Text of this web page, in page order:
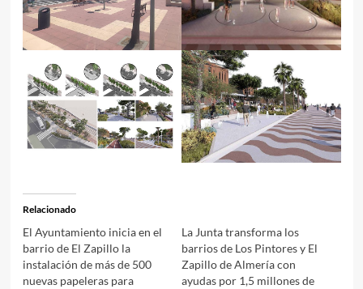
Relacionado
El Ayuntamiento inicia en el
barrio de El Zapillo la
instalación de más de 500
nuevas papeleras para
La Junta transforma los
barrios de Los Pintores y El
Zapillo de Almería con
ayudas por 1,5 millones de